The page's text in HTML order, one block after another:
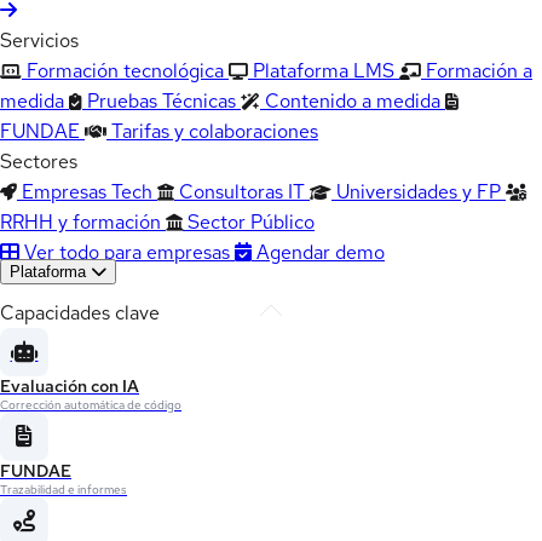
Servicios
Formación tecnológica
Plataforma LMS
Formación a
medida
Pruebas Técnicas
Contenido a medida
FUNDAE
Tarifas y colaboraciones
Sectores
Empresas Tech
Consultoras IT
Universidades y FP
RRHH y formación
Sector Público
Ver todo para empresas
Agendar demo
Plataforma
Capacidades clave
Evaluación con IA
Corrección automática de código
FUNDAE
Trazabilidad e informes